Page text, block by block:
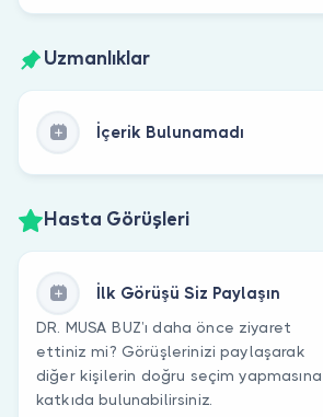
Uzmanlıklar
İçerik Bulunamadı
Hasta Görüşleri
İlk Görüşü Siz Paylaşın
DR. MUSA BUZ’ı daha önce ziyaret
ettiniz mi? Görüşlerinizi paylaşarak
diğer kişilerin doğru seçim yapmasına
katkıda bulunabilirsiniz.